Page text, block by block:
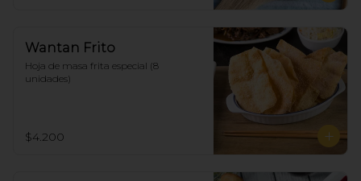
Wantan Frito
Hoja de masa frita especial (8
unidades)
$4.200